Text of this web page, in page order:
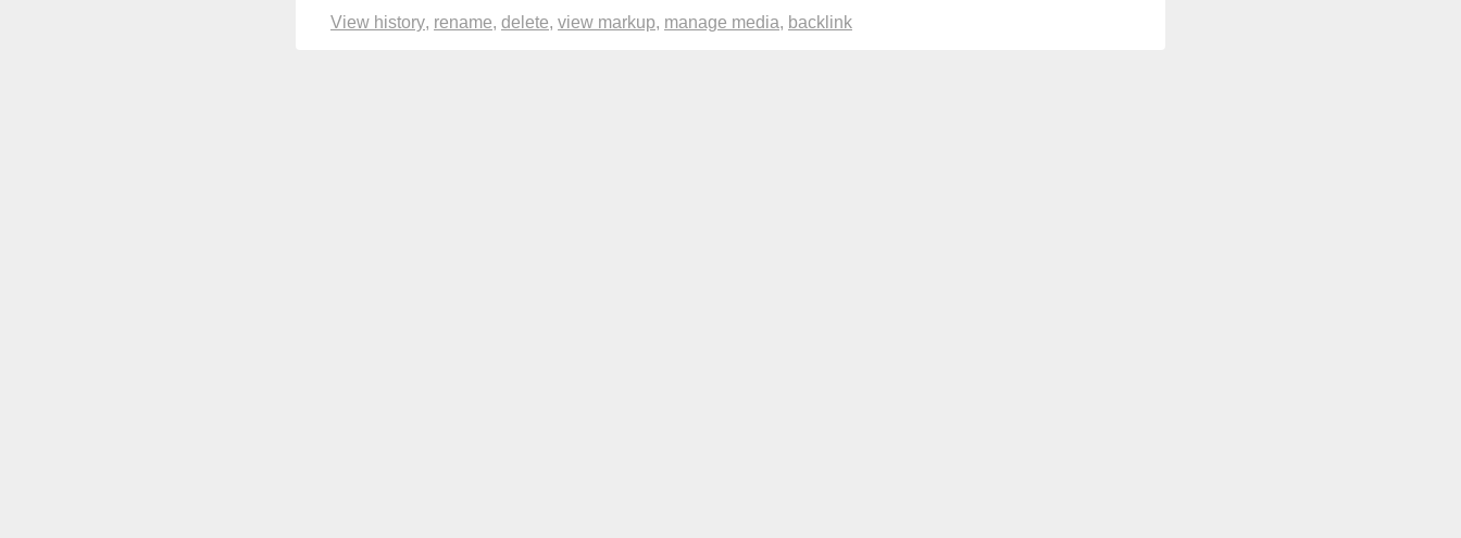
View history rename delete view markup manage media backlink